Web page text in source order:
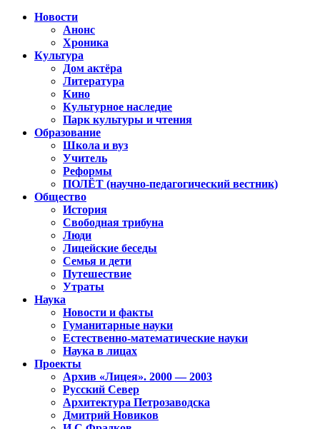
Новости
Анонс
Хроника
Культура
Дом актёра
Литература
Кино
Культурное наследие
Парк культуры и чтения
Образование
Школа и вуз
Учитель
Реформы
ПОЛЁТ (научно-педагогический вестник)
Общество
История
Свободная трибуна
Люди
Лицейские беседы
Семья и дети
Путешествие
Утраты
Наука
Новости и факты
Гуманитарные науки
Естественно-математические науки
Наука в лицах
Проекты
Архив «Лицея». 2000 — 2003
Русский Север
Архитектура Петрозаводска
Дмитрий Новиков